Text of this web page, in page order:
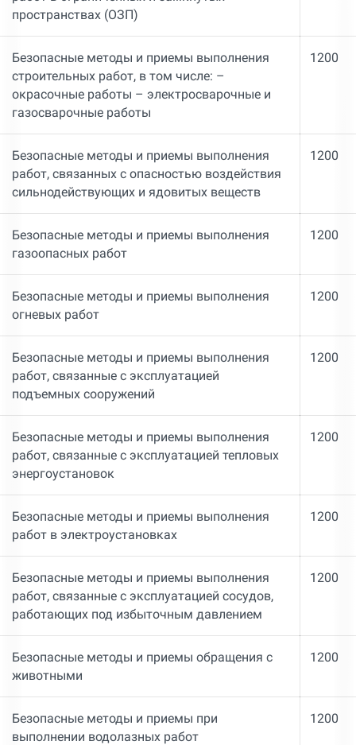
пространствах (ОЗП)
Безопасные методы и приемы выполнения
строительных работ, в том числе: –
окрасочные работы – электросварочные и
газосварочные работы
1200
Безопасные методы и приемы выполнения
работ, связанных с опасностью воздействия
сильнодействующих и ядовитых веществ
1200
Безопасные методы и приемы выполнения
газоопасных работ
1200
Безопасные методы и приемы выполнения
огневых работ
1200
Безопасные методы и приемы выполнения
работ, связанные с эксплуатацией
подъемных сооружений
1200
Безопасные методы и приемы выполнения
работ, связанные с эксплуатацией тепловых
энергоустановок
1200
Безопасные методы и приемы выполнения
работ в электроустановках
1200
Безопасные методы и приемы выполнения
работ, связанные с эксплуатацией сосудов,
работающих под избыточным давлением
1200
Безопасные методы и приемы обращения с
животными
1200
Безопасные методы и приемы при
выполнении водолазных работ
1200